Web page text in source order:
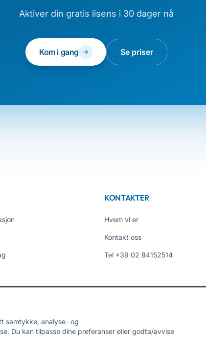
Aktiver din gratis lisens i 30 dager nå
Kom i gang Se priser
KONTAKTER
Hvem vi er
Kontakt oss
Tel +39 02 84152514
samtykke, analyse- og
Du kan tilpasse dine preferanser eller godta/avvise